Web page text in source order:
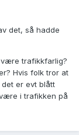
det, så hadde
være trafikkfarlig?
Hvis folk tror at
er evt blått
i trafikken på